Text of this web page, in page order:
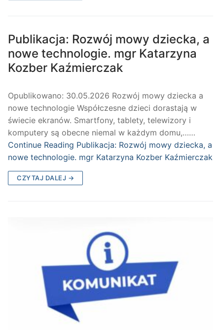
Publikacja: Rozwój mowy dziecka, a
nowe technologie. mgr Katarzyna
Kozber Kaźmierczak
Opublikowano: 30.05.2026 Rozwój mowy dziecka a
nowe technologie Współczesne dzieci dorastają w
świecie ekranów. Smartfony, tablety, telewizory i
komputery są obecne niemal w każdym domu,……
Continue Reading Publikacja: Rozwój mowy dziecka, a
nowe technologie. mgr Katarzyna Kozber Kaźmierczak
CZYTAJ DALEJ →